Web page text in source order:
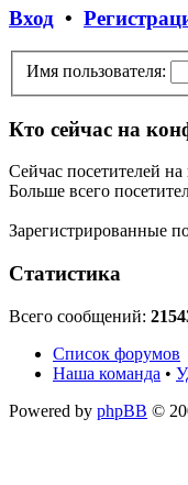
Вход •
Имя пользователя:
Кто сейчас на
Сейчас посетителей
Больше всего
Зарегистрированные
Статистика
Всего сообщений:
Список форумов
Наша команда •
Powered by phpBB ©